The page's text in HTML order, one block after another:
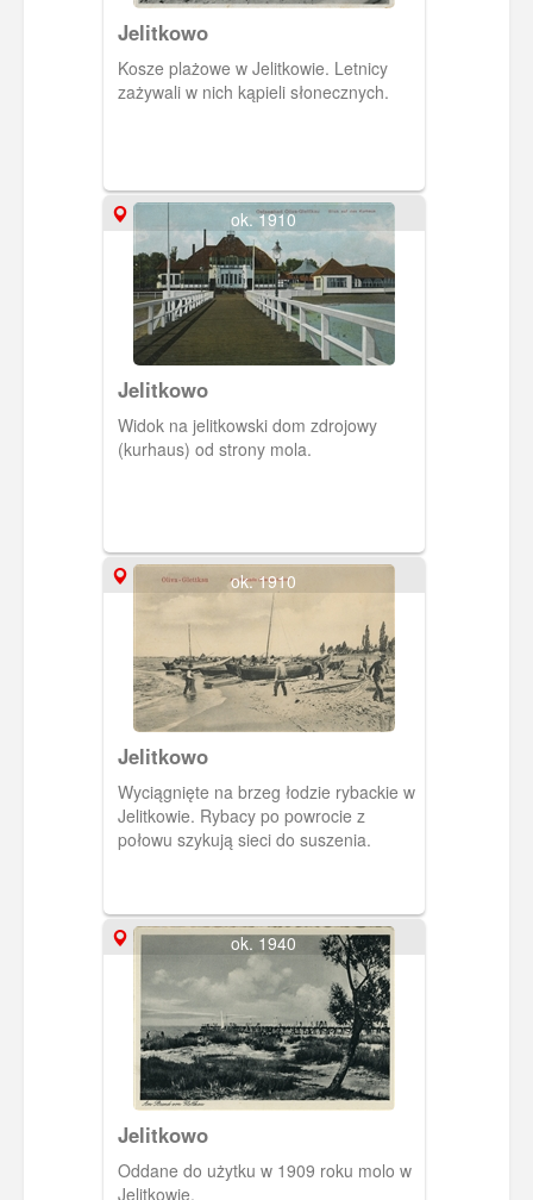
Jelitkowo
Kosze plażowe w Jelitkowie. Letnicy
zażywali w nich kąpieli słonecznych.
ok. 1910
Jelitkowo
Widok na jelitkowski dom zdrojowy
(kurhaus) od strony mola.
ok. 1910
Jelitkowo
Wyciągnięte na brzeg łodzie rybackie w
Jelitkowie. Rybacy po powrocie z
połowu szykują sieci do suszenia.
ok. 1940
Jelitkowo
Oddane do użytku w 1909 roku molo w
Jelitkowie.